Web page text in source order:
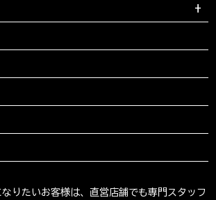
りたいお客様は、直営店舗でも専門スタッフ